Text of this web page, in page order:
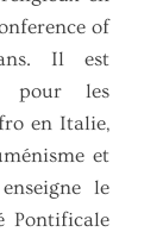
of
Il est
pour les
en Italie,
et
le
Pontificale